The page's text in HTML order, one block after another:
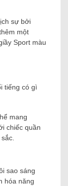
sự bởi
một
Sport màu
mang
chiếc quần
sao sáng
hóa năng